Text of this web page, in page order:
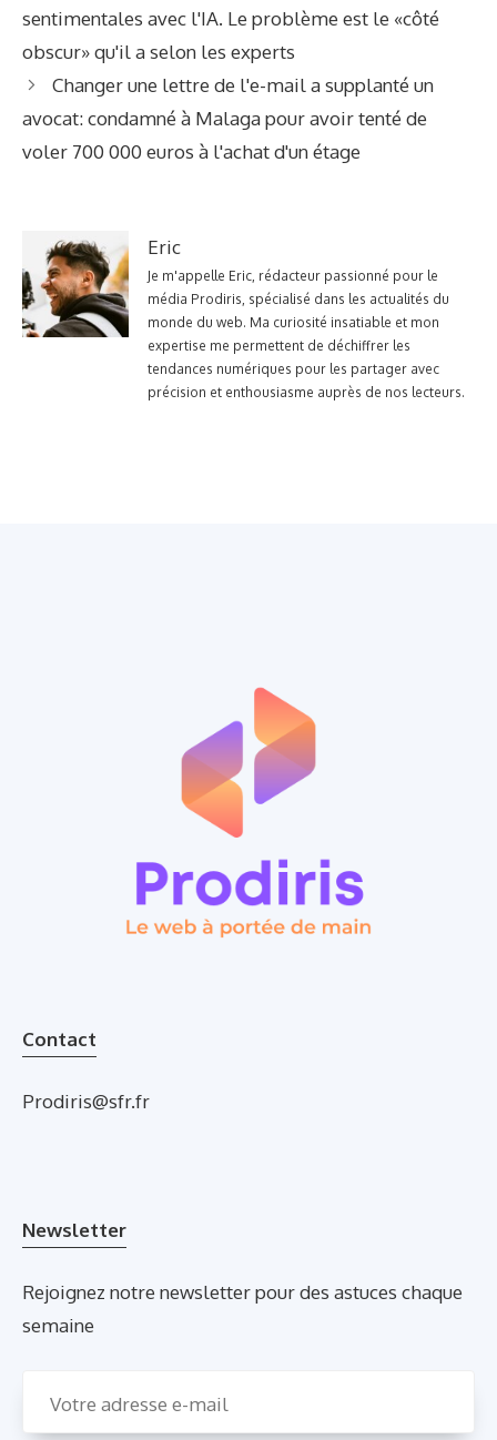
sentimentales avec l'IA. Le problème est le «côté
obscur» qu'il a selon les experts
Changer une lettre de l'e-mail a supplanté un
avocat: condamné à Malaga pour avoir tenté de
voler 700 000 euros à l'achat d'un étage
Eric
Je m'appelle Eric, rédacteur passionné pour le
média Prodiris, spécialisé dans les actualités du
monde du web. Ma curiosité insatiable et mon
expertise me permettent de déchiffrer les
tendances numériques pour les partager avec
précision et enthousiasme auprès de nos lecteurs.
Contact
Prodiris@sfr.fr
Newsletter
Rejoignez notre newsletter pour des astuces chaque
semaine